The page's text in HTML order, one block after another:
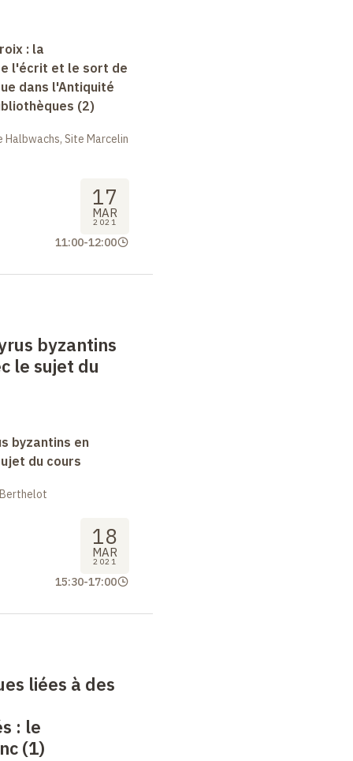
: la
l'écrit et le sort de
dans l'Antiquité
(2)
Site Marcelin
17
MAR
2021
11:00-12:00
byzantins
le sujet du
byzantins en
du cours
18
MAR
2021
15:30-17:00
liées à des
: le
(1)